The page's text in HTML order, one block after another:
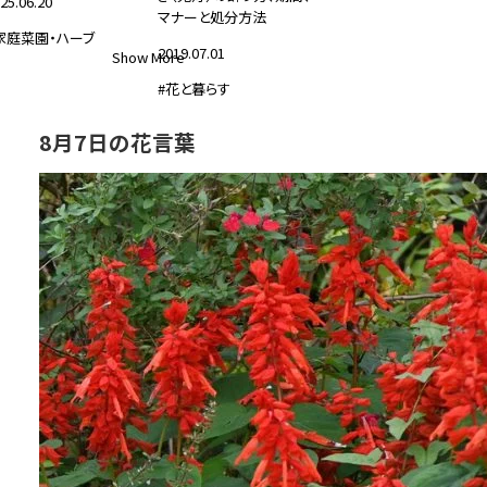
庭菜園・ハーブ
マナーと処分方法
2019.07.01
#花と暮らす
Show More
8月7日の花言葉